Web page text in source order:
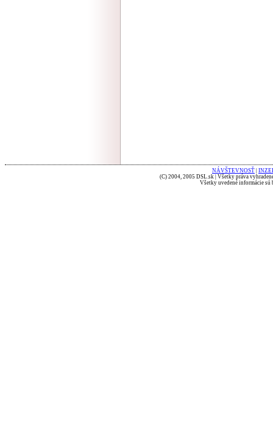
NÁVŠTEVNOSŤ
(C) 2004, 2005 DSL.sk | Všetky práva
Všetky uvedené informácie sú